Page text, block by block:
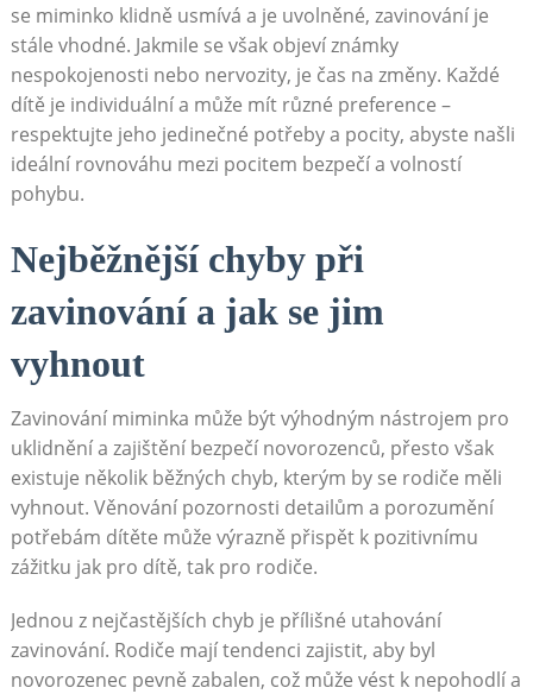
se miminko klidně usmívá a je uvolněné, zavinování je
stále vhodné. Jakmile se však objeví známky
nespokojenosti nebo nervozity, je čas na změny. Každé
dítě je individuální a může mít různé preference –
respektujte jeho jedinečné potřeby a pocity, abyste našli
ideální rovnováhu mezi pocitem bezpečí a volností
pohybu.
Nejběžnější chyby při
zavinování a jak se jim
vyhnout
Zavinování miminka může být výhodným nástrojem pro
uklidnění a zajištění bezpečí novorozenců, přesto však
existuje několik běžných chyb, kterým by se rodiče měli
vyhnout. Věnování pozornosti detailům a porozumění
potřebám dítěte může výrazně přispět k pozitivnímu
zážitku jak pro dítě, tak pro rodiče.
Jednou z nejčastějších chyb je přílišné utahování
zavinování. Rodiče mají tendenci zajistit, aby byl
novorozenec pevně zabalen, což může vést k nepohodlí a